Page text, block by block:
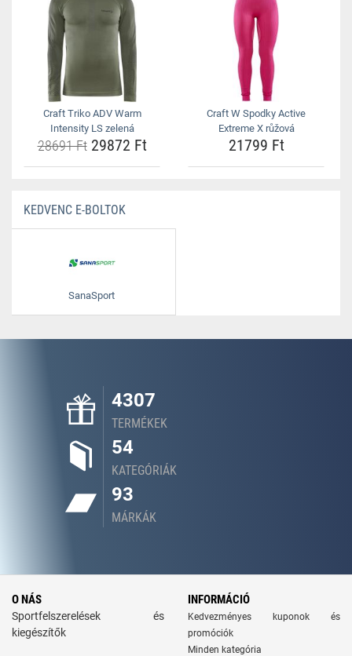
Craft Triko ADV Warm
Intensity LS zelená
28691 Ft29872 Ft
Craft W Spodky Active
Extreme X růžová
21799 Ft
KEDVENC E-BOLTOK
SanaSport
4307
TERMÉKEK
54
KATEGÓRIÁK
93
MÁRKÁK
O NÁS
Sportfelszerelések és
kiegészítők
INFORMÁCIÓ
Kedvezményes kuponok és
promóciók
Minden kategória